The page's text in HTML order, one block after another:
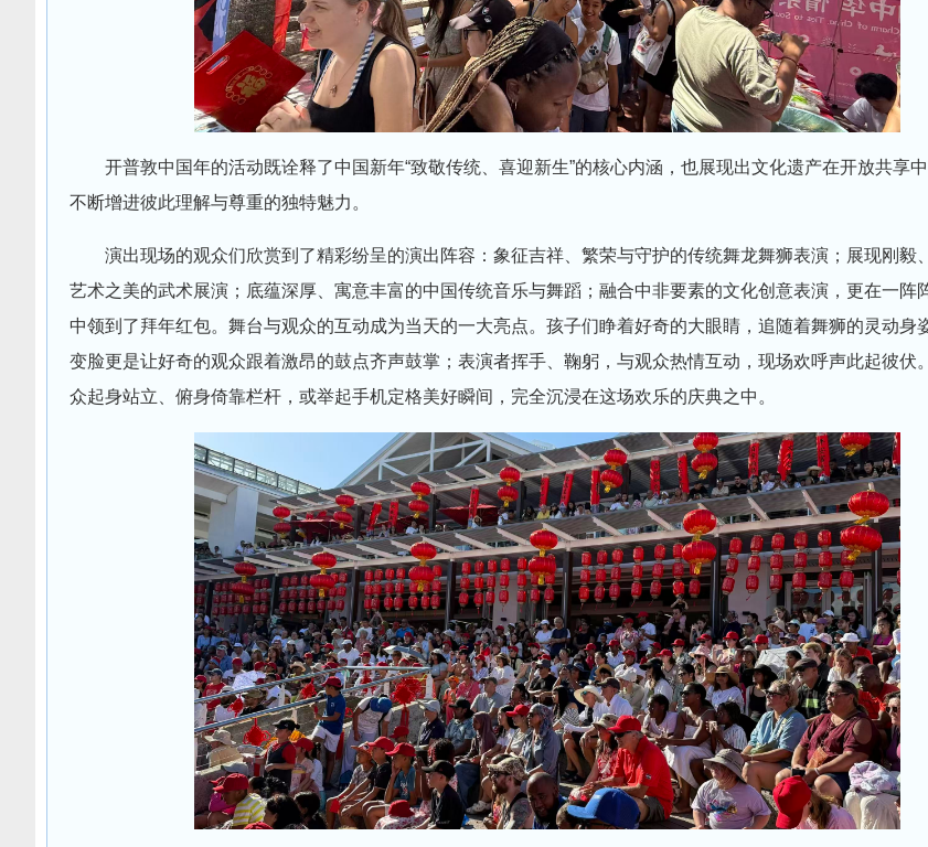
开普敦中国年的活动既诠释了中国新年“致敬传统、喜迎新生”的核心内涵，也展现出文化遗产在开放共享
不断增进彼此理解与尊重的独特魅力。
演出现场的观众们欣赏到了精彩纷呈的演出阵容：象征吉祥、繁荣与守护的传统舞龙舞狮表演；展现刚毅
艺术之美的武术展演；底蕴深厚、寓意丰富的中国传统音乐与舞蹈；融合中非要素的文化创意表演，更在一阵
中领到了拜年红包。舞台与观众的互动成为当天的一大亮点。孩子们睁着好奇的大眼睛，追随着舞狮的灵动身
变脸更是让好奇的观众跟着激昂的鼓点齐声鼓掌；表演者挥手、鞠躬，与观众热情互动，现场欢呼声此起彼伏
众起身站立、俯身倚靠栏杆，或举起手机定格美好瞬间，完全沉浸在这场欢乐的庆典之中。